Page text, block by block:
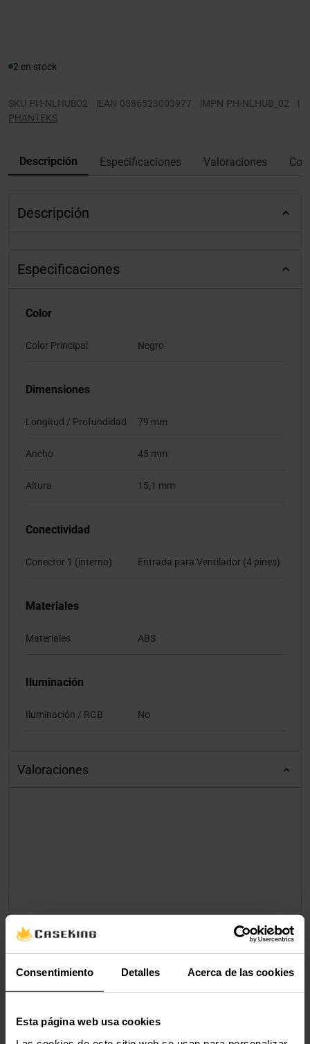
Consentimiento Detalles Acerca de las cookies
Esta página web usa cookies
2 en stock
SKU PH-NLHUB02 |EAN 0886523003977 |MPN PH-NLHUB_02
|
PHANTEKS
Descripción Especificaciones Valoraciones
Descripción
Especificaciones
Color
Color Principal Negro
Dimensiones
Longitud / Profundidad 79 mm
Ancho 45 mm
Altura 15,1 mm
Conectividad
Conector 1 (interno) Entrada para Ventilador (4 pines)
Materiales
Materiales ABS
Iluminación
Iluminación / RGB No
Valoraciones